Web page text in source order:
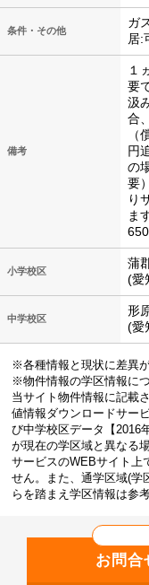
条件・その他
ガ
居:
備考
１
要
汲
合
円
の
要
り
ま
小学校区
蒲
(愛
中学校区
形
(愛
※各種情報と現状に差異
※物件情報の学区情報に
当サイト物件情報に記載
値情報ダウンロードサー
び中学校区データ【2016
が現在の学区域と異なる
サービスのWEBサイト上
せん。また、通学区域(学
らを踏まえ学区情報は参